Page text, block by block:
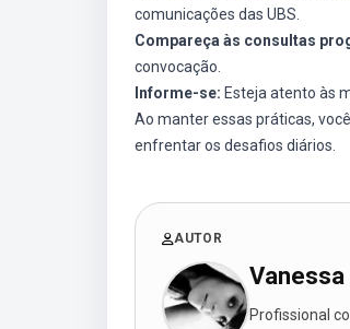
comunicações das UBS.
Compareça às consultas
convocação.
Informe-se: Esteja atento às
Ao manter essas práticas,
enfrentar os desafios diários.
AUTOR
Profissional